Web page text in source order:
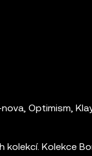
Optimism,
kolekcí. Kolekce